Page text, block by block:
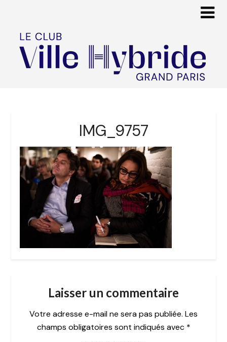
IMG_9757
Laisser un commentaire
Votre adresse e-mail ne sera pas publiée. Les
champs obligatoires sont indiqués avec *